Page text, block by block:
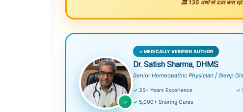
🏛️135 वर्षों से दवा बना
✓
✓ MEDICALLY VERIFIED AUTHOR
Dr. Satish Sharma, DHMS
Senior Homeopathic Physician | Sleep
✓ 35+ Years Experience ✓
✓ 5,000+ Snoring Cures